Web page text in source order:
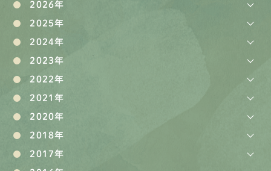
2026年
2025年
2024年
2023年
2022年
2021年
2020年
2018年
2017年